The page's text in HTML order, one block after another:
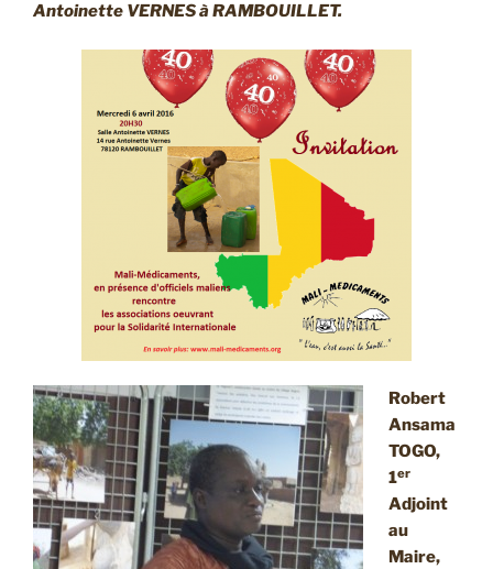
Antoinette VERNES à RAMBOUILLET.
Robert
Ansama
TOGO,
1er
Adjoint
au
Maire,